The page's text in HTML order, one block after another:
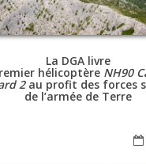
La DGA livre
hélicoptère NH90
2au profit des forces
de l’armée de Terre